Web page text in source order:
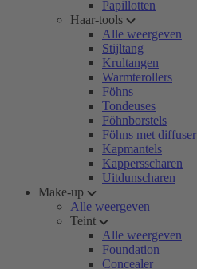
Papillotten
Haar-tools
Alle weergeven
Stijltang
Krultangen
Warmterollers
Föhns
Tondeuses
Föhnborstels
Föhns met diffuser
Kapmantels
Kappersscharen
Uitdunscharen
Make-up
Alle weergeven
Teint
Alle weergeven
Foundation
Concealer